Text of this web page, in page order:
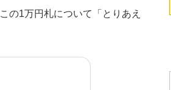
の1万円札について「とりあえ